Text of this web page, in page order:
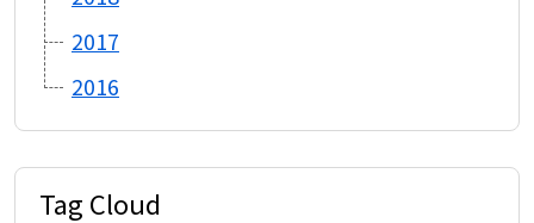
2017
2016
Tag Cloud